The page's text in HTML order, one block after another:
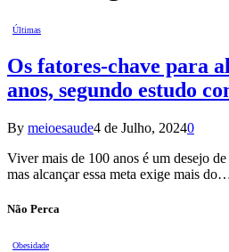
Últimas
Os fatores-chave para
anos, segundo estudo
By meioesaude4 de Julho, 20240
Viver mais de 100 anos é um desejo
mas alcançar essa meta exige mais
Não Perca
Obesidade